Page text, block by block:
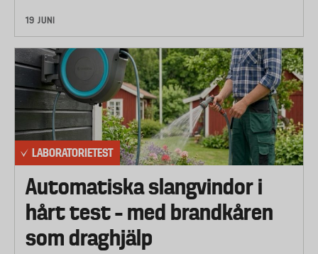
19 JUNI
LABORATORIETEST
Automatiska slangvindor i
hårt test – med brandkåren
som draghjälp